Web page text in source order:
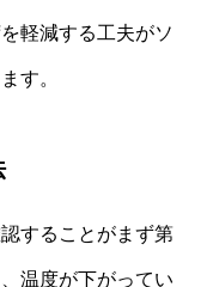
軽減する工夫がソ
す。
することがまず第
温度が下がってい